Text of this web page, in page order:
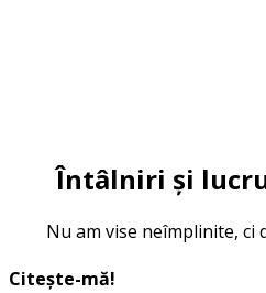
Întâlniri și
Nu am vise neîmplinite, ci
Citește-mă!